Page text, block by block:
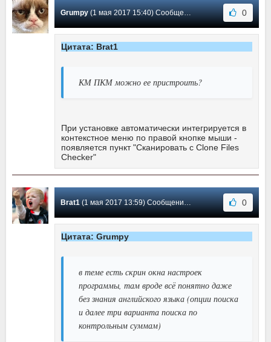
Grumpy(1 мая 2017 15:40) Сообщение #5 0
Цитата: Brat1
КМ ПКМ можно ее пристроить?
При установке автоматически интегрируется в
контекстное меню по правой кнопке мыши -
появляется пункт "Сканировать с Clone Files
Checker"
Brat1(1 мая 2017 13:59) Сообщение #4 0
Цитата: Grumpy
в теме есть скрин окна настроек
программы, там вроде всё понятно даже
без знания английского языка (опции поиска
и далее три варианта поиска по
контрольным суммам)